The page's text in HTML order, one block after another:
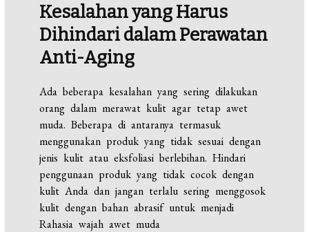
Kesalahan yang Harus
Dihindari dalam Perawatan
Anti-Aging
Ada beberapa kesalahan yang sering dilakukan
orang dalam merawat kulit agar tetap awet
muda. Beberapa di antaranya termasuk
menggunakan produk yang tidak sesuai dengan
jenis kulit atau eksfoliasi berlebihan. Hindari
penggunaan produk yang tidak cocok dengan
kulit Anda dan jangan terlalu sering menggosok
kulit dengan bahan abrasif untuk menjadi
Rahasia wajah awet muda